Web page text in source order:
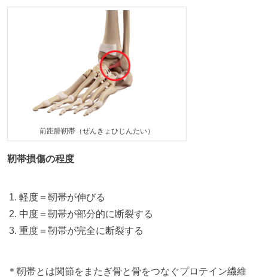
前距腓靭帯（ぜんきょひじんたい）
靭帯損傷の程度
軽度＝靭帯が伸びる
中度＝靭帯が部分的に断裂する
重度＝靭帯が完全に断裂する
＊靭帯とは関節をまたぎ骨と骨をつなぐプロテイン繊維